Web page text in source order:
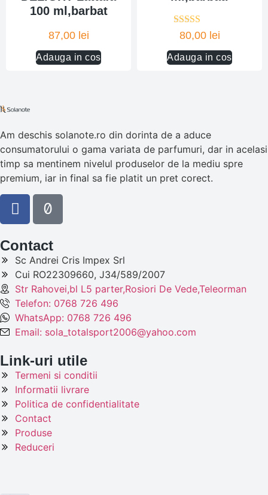
100 ml,barbat
87,00 lei
Adauga in cos
80,00 lei
Adauga in cos
Evaluat la
5.00
Am deschis solanote.ro din dorinta de a aduce
consumatorului o gama variata de parfumuri, dar in acelasi
timp sa mentinem nivelul produselor de la mediu spre
premium, iar in final sa fie platit un pret corect.
Contact
Sc Andrei Cris Impex Srl
Cui RO22309660, J34/589/2007
Str Rahovei,bl L5 parter,Rosiori De Vede,Teleorman
Telefon: 0768 726 496
WhatsApp: 0768 726 496
Email: sola_totalsport2006@yahoo.com
Link-uri utile
Termeni si conditii
Informatii livrare
Politica de confidentialitate
Contact
Produse
Reduceri